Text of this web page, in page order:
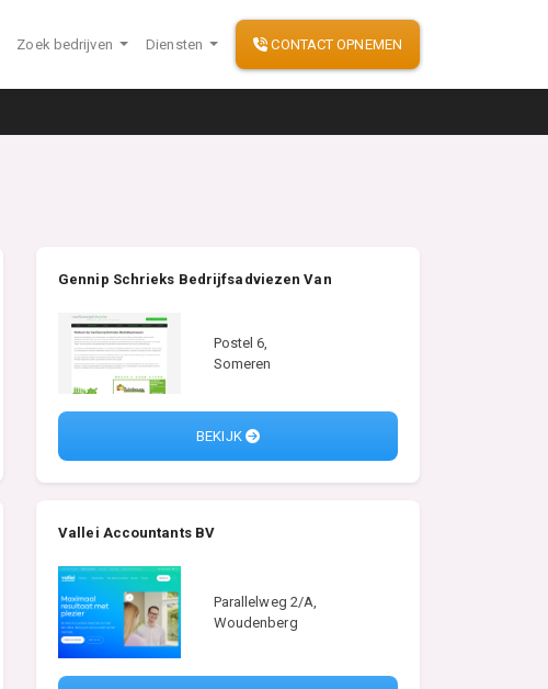
Zoek bedrijven Diensten CONTACT OPNEMEN
Gennip Schrieks Bedrijfsadviezen Van
Postel 6,
Someren
BEKIJK
Vallei Accountants BV
Parallelweg 2/A,
Woudenberg